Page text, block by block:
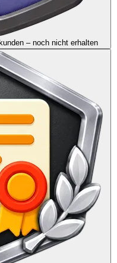
– noch nicht erhalten